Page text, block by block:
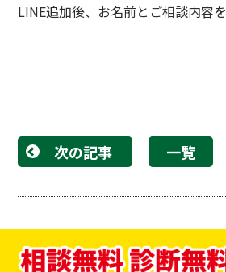
LINE追加後、お名前とご相談内容
次の記事 一覧